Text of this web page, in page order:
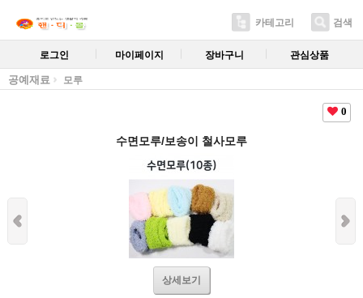
카테고리 검색
로그인 마이페이지 장바구니 관심상품
공예재료 모루
0
수면모루/보송이 철사모루
상세보기